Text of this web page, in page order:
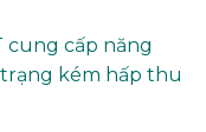
cung cấp năng
kém hấp thu